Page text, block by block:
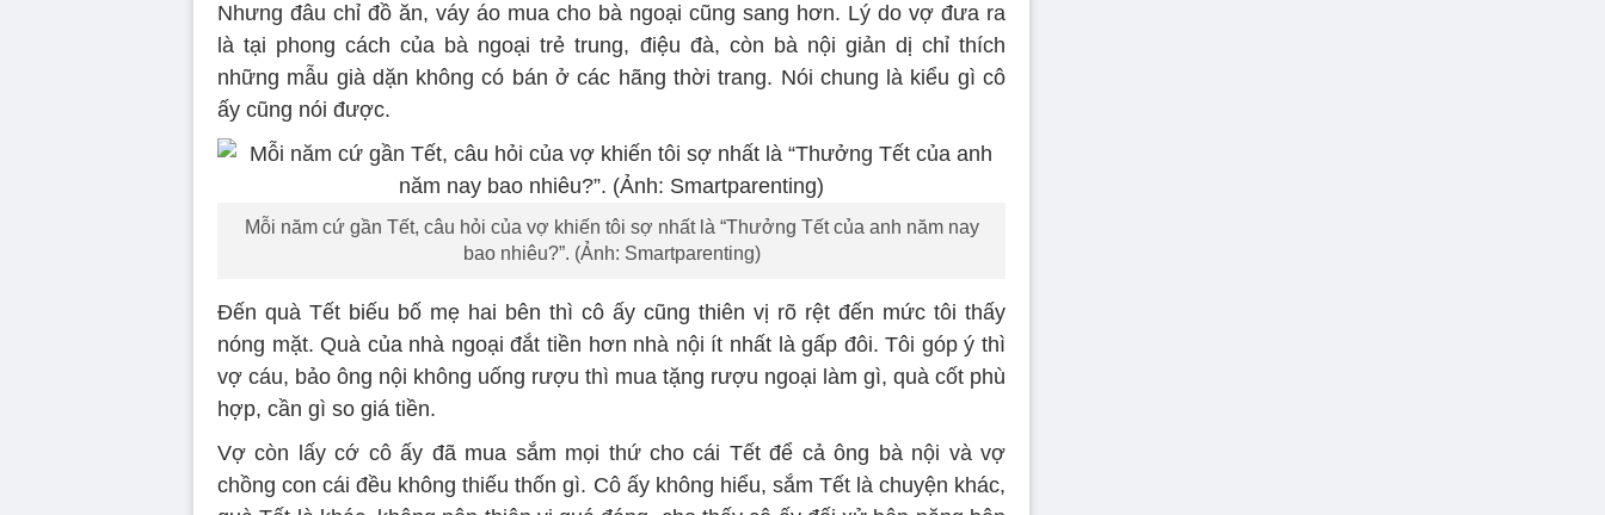
Nhưng đâu chỉ đồ ăn, váy áo mua cho bà ngoại cũng sang hơn. Lý do vợ đưa ra
là tại phong cách của bà ngoại trẻ trung, điệu đà, còn bà nội giản dị chỉ thích
những mẫu già dặn không có bán ở các hãng thời trang. Nói chung là kiểu gì cô
ấy cũng nói được.
Mỗi năm cứ gần Tết, câu hỏi của vợ khiến tôi sợ nhất là “Thưởng Tết của anh năm nay
bao nhiêu?”. (Ảnh: Smartparenting)
Đến quà Tết biếu bố mẹ hai bên thì cô ấy cũng thiên vị rõ rệt đến mức tôi thấy
nóng mặt. Quà của nhà ngoại đắt tiền hơn nhà nội ít nhất là gấp đôi. Tôi góp ý thì
vợ cáu, bảo ông nội không uống rượu thì mua tặng rượu ngoại làm gì, quà cốt phù
hợp, cần gì so giá tiền.
Vợ còn lấy cớ cô ấy đã mua sắm mọi thứ cho cái Tết để cả ông bà nội và vợ
chồng con cái đều không thiếu thốn gì. Cô ấy không hiểu, sắm Tết là chuyện khác,